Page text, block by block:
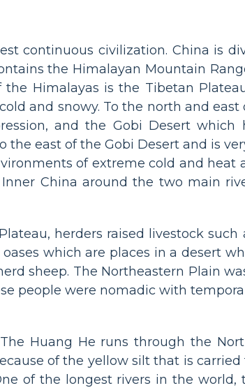
continuous civilization. China is
the Himalayan Mountain
Himalayas is the Tibetan
and snowy. To the north and east
and the Gobi Desert which
east of the Gobi Desert and is
of extreme cold and heat
China around the two main
herders raised livestock such
which are places in a desert
sheep. The Northeastern Plain
people were nomadic with
Huang He runs through the
of the yellow silt that is
of the longest rivers in the world,